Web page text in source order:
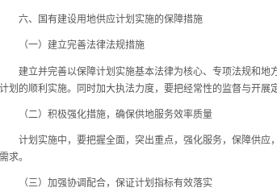
六、国有建设用地供应计划实施的保障措施
（一）建立完善法律法规措施
建立并完善以保障计划实施基本法律为核心、专项法规和地
计划的顺利实施。同时加大执法力度，要把经常性的监督与开展
（二）积极强化措施，确保供地服务效率质量
计划实施中，要把握全面，突出重点，强化服务，保障供应
需求。
（三）加强协调配合，保证计划指标有效落实